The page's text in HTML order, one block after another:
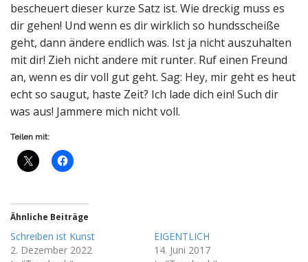
bescheuert dieser kurze Satz ist. Wie dreckig muss es
dir gehen! Und wenn es dir wirklich so hundsscheiße
geht, dann ändere endlich was. Ist ja nicht auszuhalten
mit dir! Zieh nicht andere mit runter. Ruf einen Freund
an, wenn es dir voll gut geht. Sag: Hey, mir geht es heut
echt so saugut, haste Zeit? Ich lade dich ein! Such dir
was aus! Jammere mich nicht voll.
Teilen mit:
Ähnliche Beiträge
Schreiben ist Kunst
2. Dezember 2022
EIGENTLICH
14. Juni 2017